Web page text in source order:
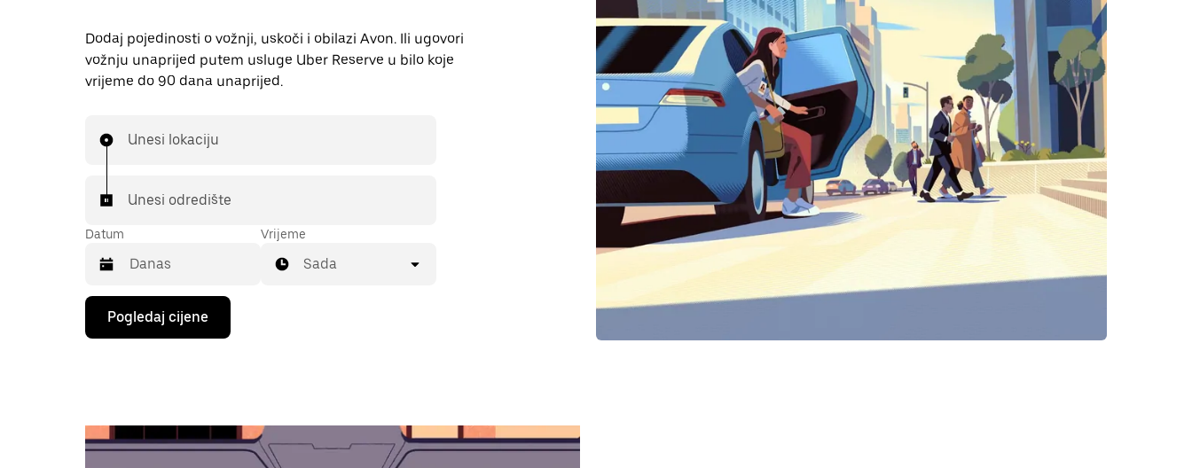
Dodaj pojedinosti o vožnji, uskoči i obilazi Avon. Ili ugovori
vožnju unaprijed putem usluge Uber Reserve u bilo koje
vrijeme do 90 dana unaprijed.
Unesi lokaciju
Unesi odredište
Datum
Pritisni
tipku
sa
s
kalendarom
Vrijeme
Sada
Pogledaj cijene